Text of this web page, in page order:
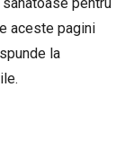
pentru
aceste pagini
la